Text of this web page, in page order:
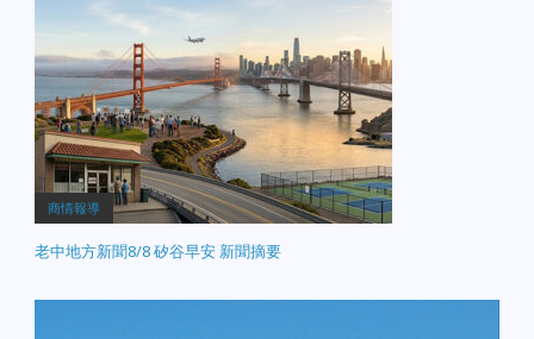
商情報導
老中地方新聞8/8 矽谷早安 新聞摘要